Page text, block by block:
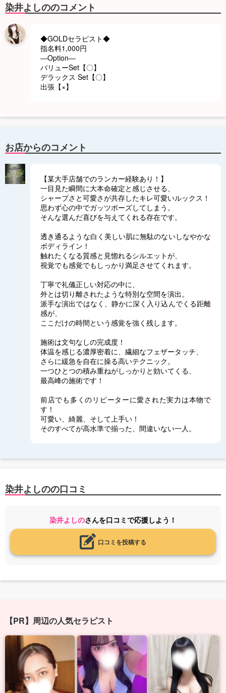
染井よしののコメント
◆GOLDセラピスト◆
指名料1,000円
―Option―
バリューSet【〇】
デラックス Set【〇】
出張【×】
お店からのコメント
【某大手店舗でのランカー経験あり！】
一目見た瞬間に大本命確定と感じさせる、
シャープさと可愛さが共存したキレ可愛いルックス！
思わず心の中でガッツポーズしてしまう。
そんな選んだ喜びを与えてくれる存在です。
透き通るような白く美しい肌に無駄のないしなやかな
ボディライン！
触れたくなる質感と見惚れるシルエットが、
視覚でも感覚でもしっかり満足させてくれます。
丁寧で礼儀正しい対応の中に、
外とは切り離されたような特別な空間を演出。
派手な演出ではなく、静かに深く入り込んでくる距離
感が、
ここだけの時間という感覚を強く残します。
施術は文句なしの完成度！
体温を感じる濃厚密着に、繊細なフェザータッチ、
さらに緩急を自在に操る高いテクニック。
一つひとつの積み重ねがしっかりと効いてくる、
最高峰の施術です！
前店でも多くのリピーターに愛された実力は本物で
す！
可愛い、綺麗、そして上手い！
そのすべてが高水準で揃った、間違いない一人。
染井よしのの口コミ
染井よしのさんを口コミで応援しよう！
口コミを投稿する
【PR】周辺の人気セラピスト